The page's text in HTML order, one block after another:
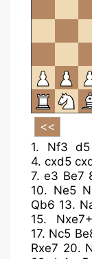
1. Nf3 d5
4.cxd5
7.e3 Be7
10. Ne5
Qb6 13.
15. Nxe7+
17. Nc5
Rxe7 20.